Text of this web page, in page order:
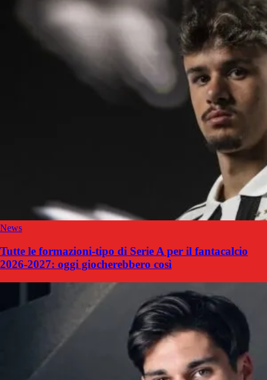
News
Tutte le formazioni-tipo di Serie A per il fantacalcio
2026-2027: oggi giocherebbero così